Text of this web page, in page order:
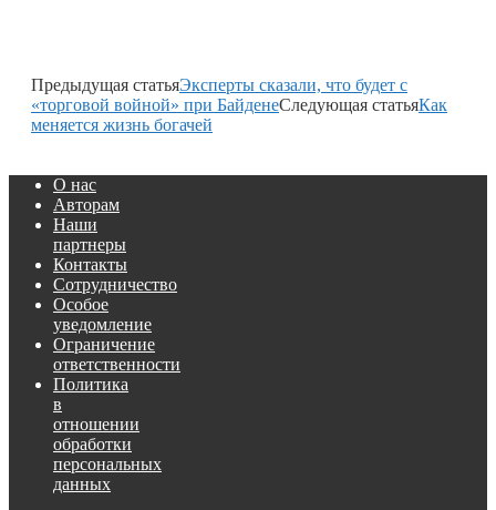
Предыдущая статьяЭксперты сказали, что будет с
«торговой войной» при БайденеСледующая статьяКак
меняется жизнь богачей
О нас
Авторам
Наши
партнеры
Контакты
Сотрудничество
Особое
уведомление
Ограничение
ответственности
Политика
в
отношении
обработки
персональных
данных